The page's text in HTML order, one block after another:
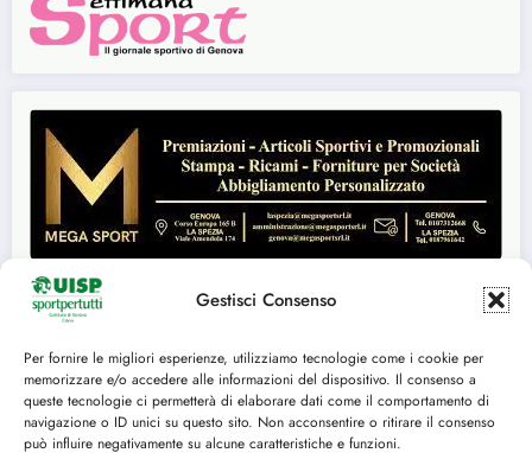
Gestisci Consenso
Per fornire le migliori esperienze, utilizziamo tecnologie come i cookie per
memorizzare e/o accedere alle informazioni del dispositivo. Il consenso a
queste tecnologie ci permetterà di elaborare dati come il comportamento di
navigazione o ID unici su questo sito. Non acconsentire o ritirare il consenso
può influire negativamente su alcune caratteristiche e funzioni.
Seguici su:
FACEBOOK
TWITTER